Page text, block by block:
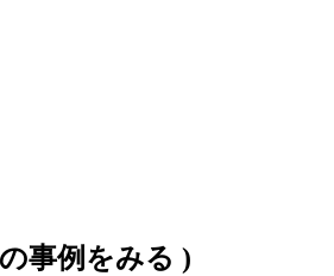
事例をみる )